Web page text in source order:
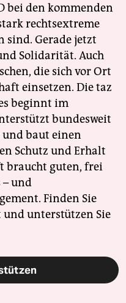
bei den kommenden
rechtsextreme
sind. Gerade jetzt
Solidarität. Auch
die sich vor Ort
einsetzen. Die taz
beginnt im
bundesweit
baut einen
Schutz und Erhalt
braucht guten, frei
und
Finden Sie
und unterstützen Sie